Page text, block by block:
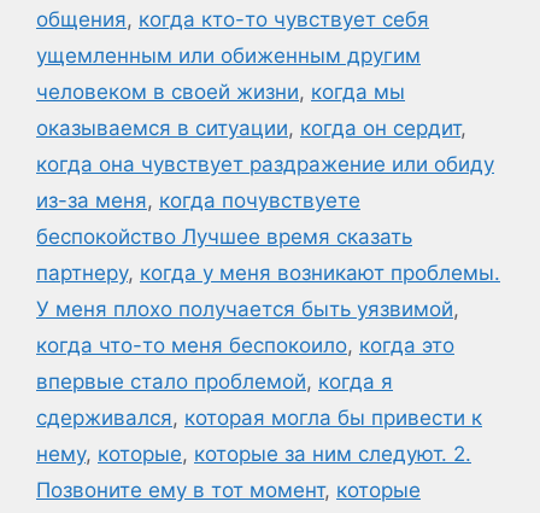
общения, когда кто-то чувствует себя
ущемленным или обиженным другим
человеком в своей жизни, когда мы
оказываемся в ситуации, когда он сердит,
когда она чувствует раздражение или обиду
из-за меня, когда почувствуете
беспокойство Лучшее время сказать
партнеру, когда у меня возникают проблемы.
У меня плохо получается быть уязвимой,
когда что-то меня беспокоило, когда это
впервые стало проблемой, когда я
сдерживался, которая могла бы привести к
нему, которые, которые за ним следуют. 2.
Позвоните ему в тот момент, которые